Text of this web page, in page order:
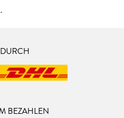
BEZAHLEN